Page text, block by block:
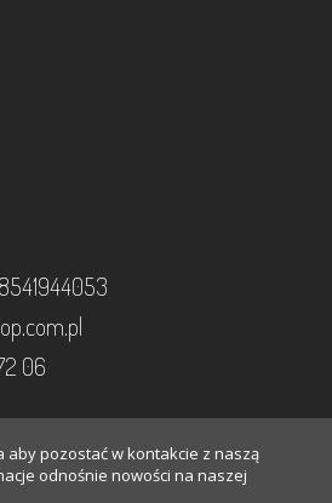
06
aby pozostać w kontakcie z naszą
odnośnie nowości na naszej